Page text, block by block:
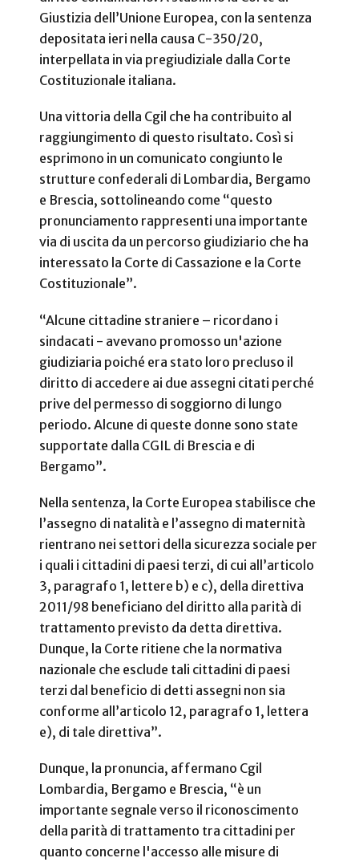
Giustizia dell’Unione Europea, con la sentenza
depositata ieri nella causa C-350/20,
interpellata in via pregiudiziale dalla Corte
Costituzionale italiana.
Una vittoria della Cgil che ha contribuito al
raggiungimento di questo risultato. Così si
esprimono in un comunicato congiunto le
strutture confederali di Lombardia, Bergamo
e Brescia, sottolineando come “questo
pronunciamento rappresenti una importante
via di uscita da un percorso giudiziario che ha
interessato la Corte di Cassazione e la Corte
Costituzionale”.
“Alcune cittadine straniere – ricordano i
sindacati - avevano promosso un'azione
giudiziaria poiché era stato loro precluso il
diritto di accedere ai due assegni citati perché
prive del permesso di soggiorno di lungo
periodo. Alcune di queste donne sono state
supportate dalla CGIL di Brescia e di
Bergamo”.
Nella sentenza, la Corte Europea stabilisce che
l’assegno di natalità e l’assegno di maternità
rientrano nei settori della sicurezza sociale per
i quali i cittadini di paesi terzi, di cui all’articolo
3, paragrafo 1, lettere b) e c), della direttiva
2011/98 beneficiano del diritto alla parità di
trattamento previsto da detta direttiva.
Dunque, la Corte ritiene che la normativa
nazionale che esclude tali cittadini di paesi
terzi dal beneficio di detti assegni non sia
conforme all’articolo 12, paragrafo 1, lettera
e), di tale direttiva”.
Dunque, la pronuncia, affermano Cgil
Lombardia, Bergamo e Brescia, “è un
importante segnale verso il riconoscimento
della parità di trattamento tra cittadini per
quanto concerne l'accesso alle misure di